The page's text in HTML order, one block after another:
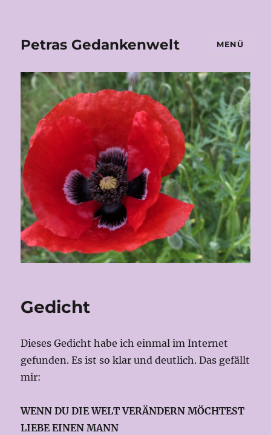
Petras Gedankenwelt MENÜ
Gedicht
Dieses Gedicht habe ich einmal im Internet
gefunden. Es ist so klar und deutlich. Das gefällt
mir:
WENN DU DIE WELT VERÄNDERN MÖCHTEST
LIEBE EINEN MANN